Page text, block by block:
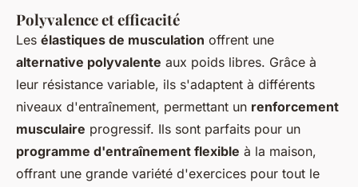
Polyvalence et efficacité
Les élastiques de musculation offrent une
alternative polyvalente aux poids libres. Grâce à
leur résistance variable, ils s'adaptent à différents
niveaux d'entraînement, permettant un renforcement
musculaire progressif. Ils sont parfaits pour un
programme d'entraînement flexible à la maison,
offrant une grande variété d'exercices pour tout le